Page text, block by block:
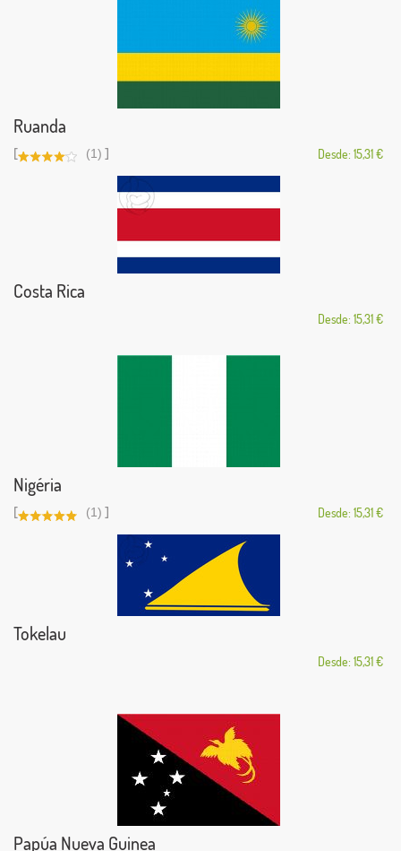
Ruanda
[ (1) ] Desde: 15,31 €
Costa Rica
Desde: 15,31 €
Nigéria
[ (1) ] Desde: 15,31 €
Tokelau
Desde: 15,31 €
Papúa Nueva Guinea